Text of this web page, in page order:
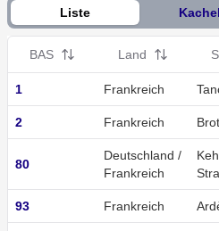
Liste
BAS Land
1 Frankreich
2 Frankreich
80
Deutschland /
Frankreich
93 Frankreich